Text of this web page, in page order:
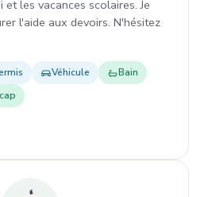
les vacances scolaires. Je
l'aide aux devoirs. N'hésitez
Véhicule
Bain